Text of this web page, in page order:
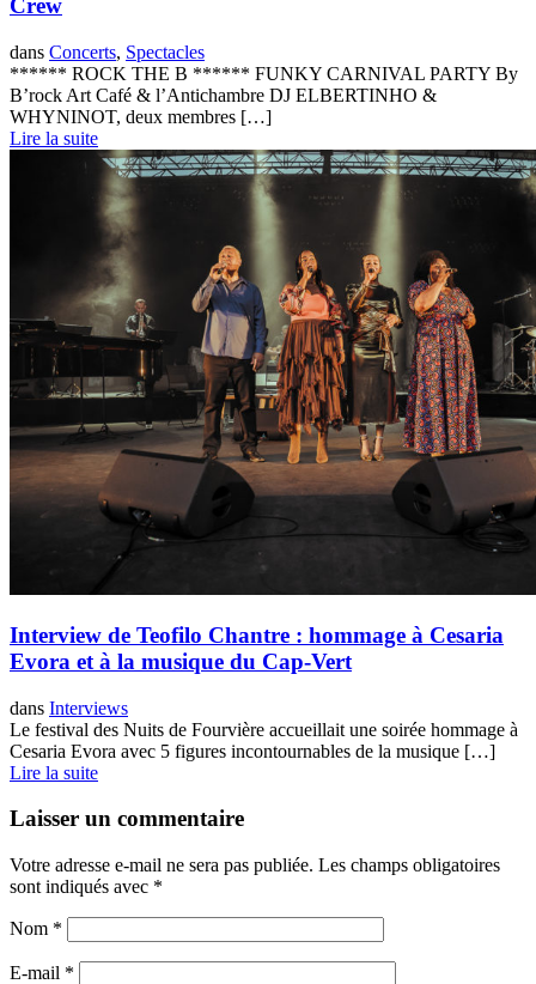
Crew
dans Concerts, Spectacles
****** ROCK THE B ****** FUNKY CARNIVAL PARTY By
B’rock Art Café & l’Antichambre DJ ELBERTINHO &
WHYNINOT, deux membres […]
Lire la suite
Interview de Teofilo Chantre : hommage à Cesaria
Evora et à la musique du Cap-Vert
dans Interviews
Le festival des Nuits de Fourvière accueillait une soirée hommage à
Cesaria Evora avec 5 figures incontournables de la musique […]
Lire la suite
Laisser un commentaire
Votre adresse e-mail ne sera pas publiée. Les champs obligatoires
sont indiqués avec *
Nom *
E-mail *